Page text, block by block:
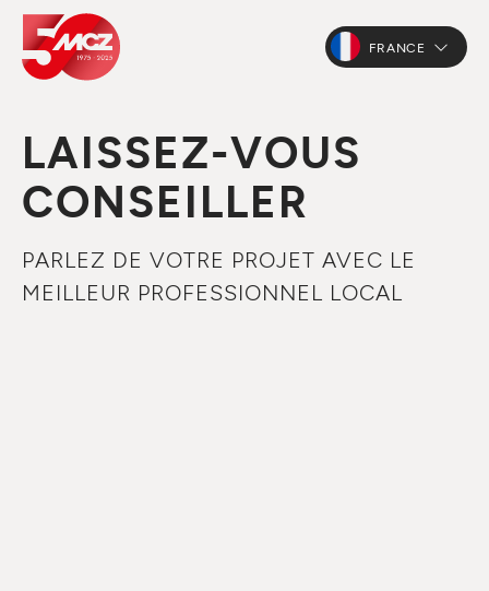
FRANCE
LAISSEZ-VOUS
CONSEILLER
PARLEZ DE VOTRE PROJET AVEC LE
MEILLEUR PROFESSIONNEL LOCAL